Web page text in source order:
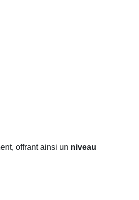
offrant ainsi un niveau